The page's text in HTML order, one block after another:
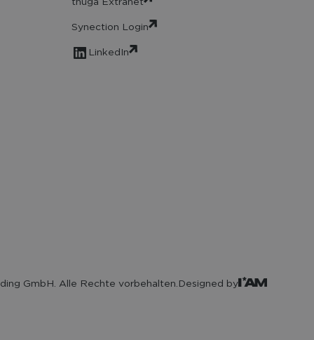
Synection Login
LinkedIn
GmbH. Alle Rechte vorbehalten. Designed by